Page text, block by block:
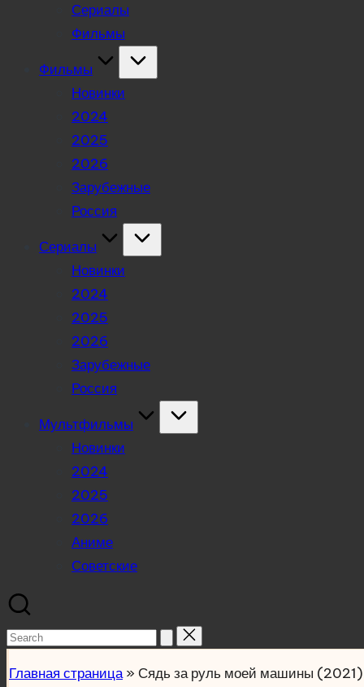
Сериалы
Фильмы
Фильмы
Новинки
2024
2025
2026
Зарубежные
Россия
Сериалы
Новинки
2024
2025
2026
Зарубежные
Россия
Мультфильмы
Новинки
2024
2025
2026
Аниме
Советские
Search
Главная страница» Сядь за руль моей машины (2021)